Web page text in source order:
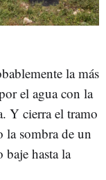
la más
el agua con la
Y cierra el tramo
la sombra de un
baje hasta la